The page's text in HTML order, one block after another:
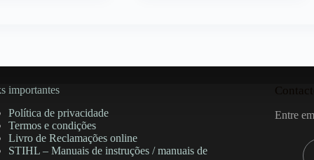
importantes
Política de privacidade
Termos e condições
Livro de Reclamações online
STIHL – Manuais de instruções / manuais de
Entre